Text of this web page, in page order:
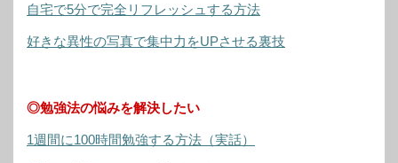
自宅で5分で完全リフレッシュする方法
好きな異性の写真で集中力をUPさせる裏技
◎勉強法の悩みを解決したい
1週間に100時間勉強する方法（実話）